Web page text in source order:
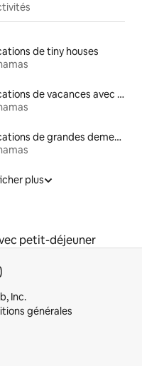
de tiny houses
Locations de vacances avec piscine
Locations de grandes demeures
plus
petit-déjeuner
Inc.
générales